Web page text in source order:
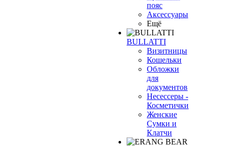
пояс
Аксессуары
Ещё
BULLATTI
Визитницы
Кошельки
Обложки
для
документов
Несессеры -
Косметички
Женские
Сумки и
Клатчи